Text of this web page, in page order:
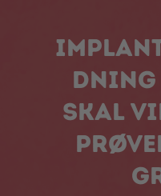
dning
skal